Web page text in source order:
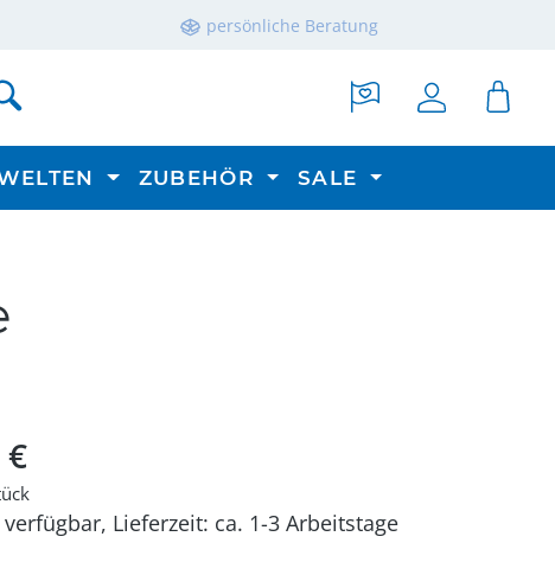
persönliche Beratung
ZUBEHÖR SALE
Preis:
€
Lieferzeit: ca. 1-3 Arbeitstage